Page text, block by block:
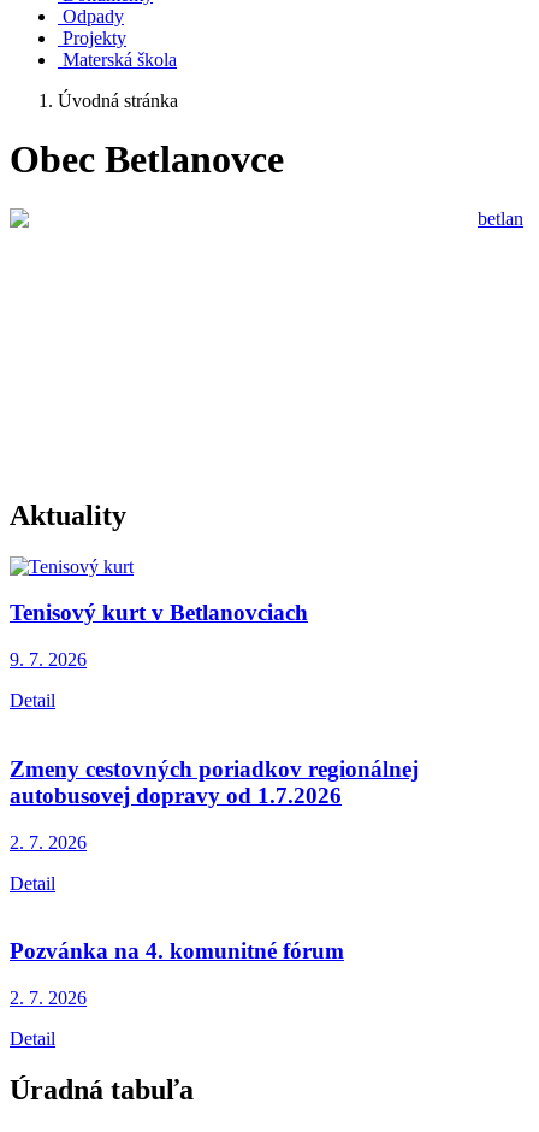
Odpady
Projekty
Materská škola
Úvodná stránka
Obec Betlanovce
Aktuality
Tenisový kurt v Betlanovciach
9. 7. 2026
Detail
Zmeny cestovných poriadkov regionálnej
autobusovej dopravy od 1.7.2026
2. 7. 2026
Detail
Pozvánka na 4. komunitné fórum
2. 7. 2026
Detail
Úradná tabuľa